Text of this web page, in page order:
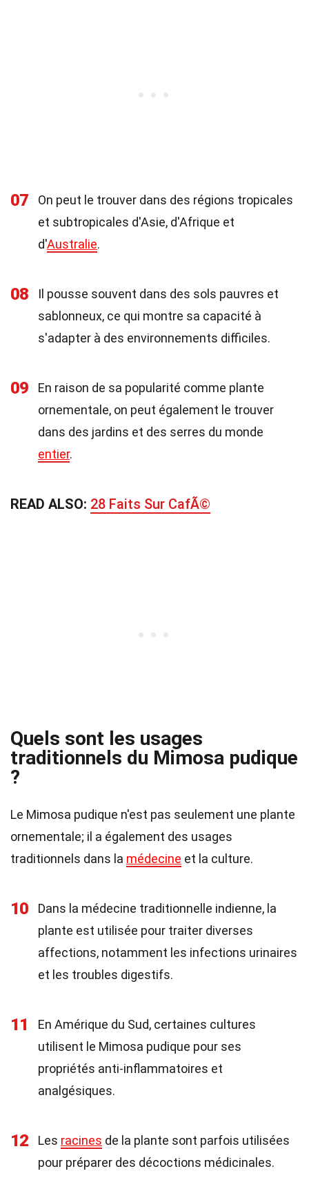
07
On peut le trouver dans des régions tropicales
et subtropicales d'Asie, d'Afrique et
d'Australie.
08
Il pousse souvent dans des sols pauvres et
sablonneux, ce qui montre sa capacité à
s'adapter à des environnements difficiles.
09
En raison de sa popularité comme plante
ornementale, on peut également le trouver
dans des jardins et des serres du monde
entier.
READ ALSO: 28 Faits Sur CafÃ©
Quels sont les usages
traditionnels du Mimosa pudique
?
Le Mimosa pudique n'est pas seulement une plante
ornementale; il a également des usages
traditionnels dans la médecine et la culture.
10
Dans la médecine traditionnelle indienne, la
plante est utilisée pour traiter diverses
affections, notamment les infections urinaires
et les troubles digestifs.
11
En Amérique du Sud, certaines cultures
utilisent le Mimosa pudique pour ses
propriétés anti-inflammatoires et
analgésiques.
12 Les racines de la plante sont parfois utilisées
pour préparer des décoctions médicinales.